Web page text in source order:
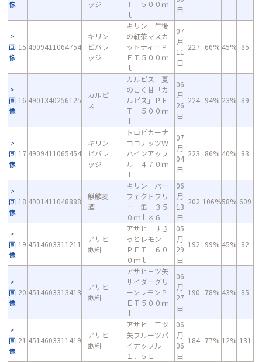
像 ッジ
Ｔ ５００ｍ
ｌ
日
画
像
15 4909411064754
キリン
ビバレ
ッジ
キリン 午後
の紅茶マスカ
ットティーＰ
ＥＴ５００ｍ
ｌ
07
月
11
日
227 66% 45% 85
画
像
16 4901340256125
カルピ
ス
カルピス 夏
のこく甘「カ
ルピス」ＰＥ
Ｔ ５００ｍ
ｌ
06
月
26
日
224 94% 23% 89
画
像
17 4909411065454
キリン
ビバレ
ッジ
トロピカーナ
ココナッツＷ
パインアップ
ル ４７０ｍ
ｌ
07
月
04
日
223 86% 40% 83
画
像
18 4901411048888
麒麟麦
酒
キリン パー
フェクトフリ
ー 缶 ３５
０ｍｌ×６
06
月
13
日
202 106%58% 609
画
像
19 4514603311211
アサヒ
飲料
アサヒ すき
っとレモン
ＰＥＴ ６０
０ｍｌ
05
月
29
日
192 99% 45% 82
画
像
20 4514603313413
アサヒ
飲料
アサヒ三ツ矢
サイダーグリ
ーンレモンＰ
ＥＴ５００ｍ
ｌ
06
月
27
日
190 78% 43% 85
画
像
21 4514603311419
アサヒ
飲料
アサヒ 三ツ
矢フルーツパ
イナップル
１．５Ｌ
06
月
06
日
184 77% 12% 131